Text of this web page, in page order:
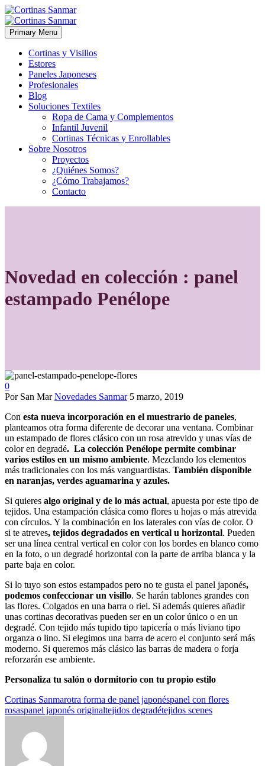
Primary Menu
Cortinas y Visillos
Estores
Paneles Japoneses
Profesionales
Blog
Soluciones Textiles
Ropa de Cama y Complementos
Infantil Juvenil
Cortinas Técnicas y Enrollables
Sobre Nosotros
Proyectos
¿Quiénes Somos?
¿Cómo Trabajamos?
Contacto
Novedad en colección : panel
estampado Penélope
0
Por San Mar Novedades Sanmar 5 marzo, 2019
Con esta nueva incorporación en el muestrario de paneles,
planteamos otra forma diferente de decorar una ventana. Combinar
un estampado de flores clásico con un rosa atrevido y unas vías de
color en degradé. La colección Penélope permite combinar
varios estilos en un mismo ambiente. Mezclando los elementos
más tradicionales con los más vanguardistas. También disponible
en naranjas, verdes aguamarina y azules.
Si quieres algo original y de lo más actual, apuesta por este tipo de
tejidos. Una estampación clásica como flores u hojas o más atrevida
con círculos. Y la combinación en los laterales con vías de color. O
si te atreves, tejidos degradados en vertical u horizontal. Pueden
ser una línea central vertical en color con los bordes en blanco como
en la foto, o un degradé horizontal con la parte de arriba blanca y la
parte baja en color.
Si lo tuyo son estos estampados pero no te gusta el panel japonés,
podemos confeccionar un visillo. Se harán tablones grandes con
las flores. Colgados en una barra o riel. Si además quieres añadir
unas cortinas decorativas pueden ser en un color único o en un
degradé. Con tejido más tupido tipo tapicería o más liviano tipo
organza o lino. Si elegimos una barra de acero el conjunto será más
moderno. Si queremos más clásico las barras de madera o forja
reforzarán ese ambiente.
Personaliza tu salón o dormitorio con tu propio estilo
Cortinas Sanmarotra forma de panel japonéspanel con flores
rosaspanel japonés originaltejidos degradétejidos scenes